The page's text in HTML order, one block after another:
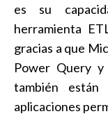
es su
herramienta
gracias a que
Power Query y
también están
aplicaciones